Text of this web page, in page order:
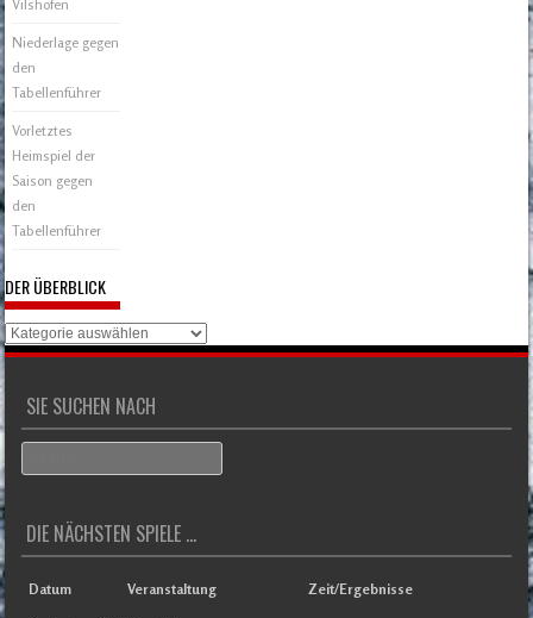
Vilshofen
Niederlage gegen
den
Tabellenführer
Vorletztes
Heimspiel der
Saison gegen
den
Tabellenführer
DER ÜBERBLICK
Der
Überblick
SIE SUCHEN NACH
DIE NÄCHSTEN SPIELE ...
Datum Veranstaltung Zeit/Ergebnisse